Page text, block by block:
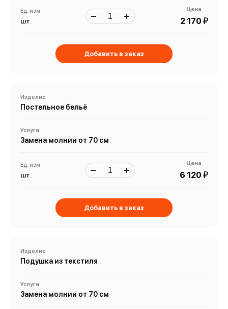
Ед. изм
шт.
Цена
2 170 й
Добавить в заказ
Изделие
Постельное бельё
Услуга
Замена молнии от 70 см
Ед. изм
шт.
Цена
6 120 й
Добавить в заказ
Изделие
Подушка из текстиля
Услуга
Замена молнии от 70 см